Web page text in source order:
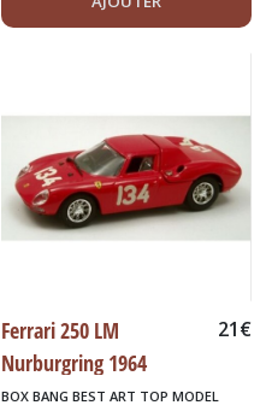
Ferrari 250 LM
Nurburgring 1964
21€
BOX BANG BEST ART TOP MODEL